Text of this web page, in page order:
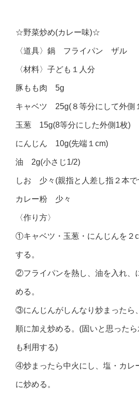
☆野菜炒め(カレー味)☆
〈道具〉鍋 フライパン ザル
〈材料〉子ども１人分
豚もも肉 5g
キャベツ 25g(８等分にして外側
玉葱 15g(8等分にした外側1枚)
にんじん 10g(先端１cm)
油 2g(小さじ1/2)
しお 少々(親指と人差し指２本で
カレー粉 少々
〈作り方〉
①キャベツ・玉葱・にんじんを２
する。
②フライパンを熱し、油を入れ、
める。
③にんじんがしんなり炒まったら
順に加え炒める。(固いと思った
も利用する)
④炒まったら中火にし、塩・カレ
に炒める。